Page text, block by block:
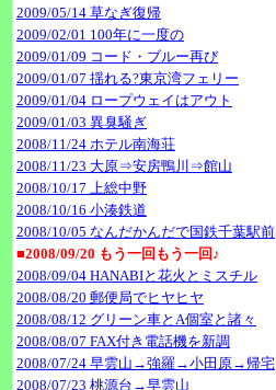
2009/05/14 草なぎ復帰
2009/02/01 100年に一度の
2009/01/09 コード・ブルー再び
2009/01/07 揺れる?東京湾フェリー
2009/01/04 ロープウェイはアウト
2009/01/03 異臭騒ぎ
2008/11/24 ホテル南海荘
2008/11/23 大原⇒安房鴨川⇒館山
2008/10/17 上総中野
2008/10/16 小湊鉄道
2008/10/05 なんだかんだで国鉄千葉駅前
■2008/09/20 もう一回もう一回♪
2008/09/04 HANABIと花火とミスチル
2008/08/20 郵便局でヒヤヒヤ
2008/08/12 グリーン車とA個室と諸々
2008/08/07 FAX付き電話機を新調
2008/07/24 早雲山→強羅→小田原→帰宅
2008/07/23 桃源台→早雲山